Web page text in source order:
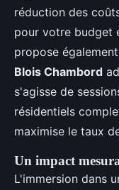
réduction des
pour votre budget
propose
Blois Chambord
s'agisse de
résidentiels
maximise le taux
Un impact
L'immersion dans